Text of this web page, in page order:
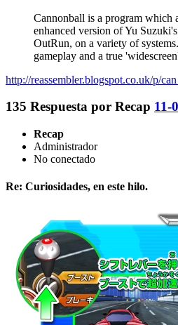
Cannonball is a program which
enhanced version of Yu
OutRun, on a variety of
gameplay and a true
http://reassembler.blogspot.co.uk/p/
135 Respuesta por Recap 11-
Recap
Administrador
No conectado
Re: Curiosidades, en este hilo.